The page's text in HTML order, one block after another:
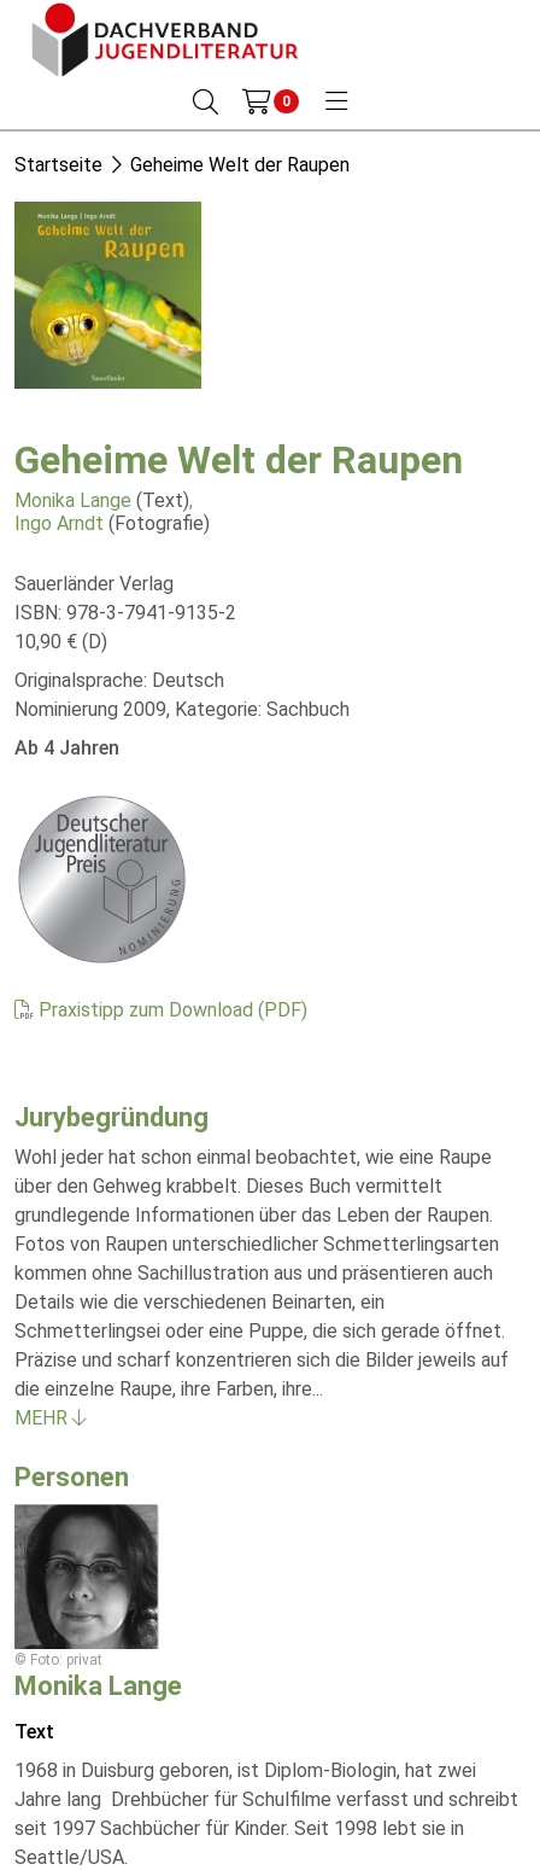
0
Startseite Geheime Welt der Raupen
Geheime Welt der Raupen
Monika Lange (Text),
Ingo Arndt (Fotografie)
Sauerländer Verlag
ISBN: 978-3-7941-9135-2
10,90 € (D)
Originalsprache: Deutsch
Nominierung 2009, Kategorie: Sachbuch
Ab 4 Jahren
Praxistipp zum Download (PDF)
Jurybegründung
Wohl jeder hat schon einmal beobachtet, wie eine Raupe
über den Gehweg krabbelt. Dieses Buch vermittelt
grundlegende Informationen über das Leben der Raupen.
Fotos von Raupen unterschiedlicher Schmetterlingsarten
kommen ohne Sachillustration aus und präsentieren auch
Details wie die verschiedenen Beinarten, ein
Schmetterlingsei oder eine Puppe, die sich gerade öffnet.
Präzise und scharf konzentrieren sich die Bilder jeweils auf
die einzelne Raupe, ihre Farben, ihre...
MEHR
Personen
© Foto: privat
Monika Lange
Text
1968 in Duisburg geboren, ist Diplom-Biologin, hat zwei
Jahre lang Drehbücher für Schulfilme verfasst und schreibt
seit 1997 Sachbücher für Kinder. Seit 1998 lebt sie in
Seattle/USA.